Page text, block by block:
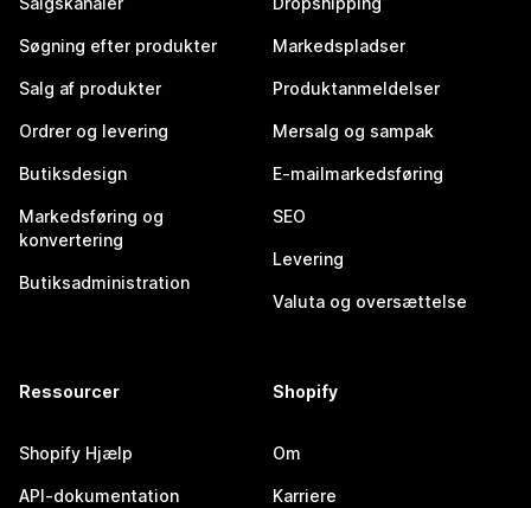
Søgning efter produkter
Salg af produkter
Ordrer og levering
Butiksdesign
Markedsføring og
konvertering
Butiksadministration
Markedspladser
Produktanmeldelser
Mersalg og sampak
E-mailmarkedsføring
SEO
Levering
Valuta og oversættelse
Ressourcer
Shopify Hjælp
API-dokumentation
Shopify
Om
Karriere